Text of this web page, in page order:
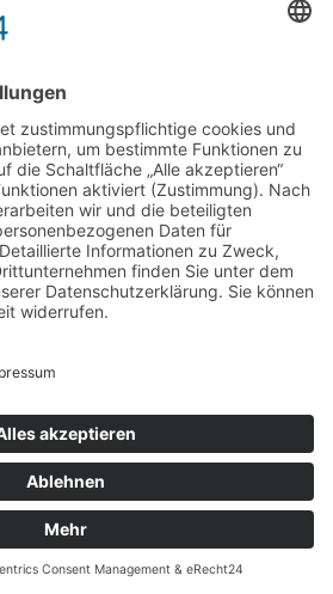
Ernst Eltschkner
Augsburg
Impressum